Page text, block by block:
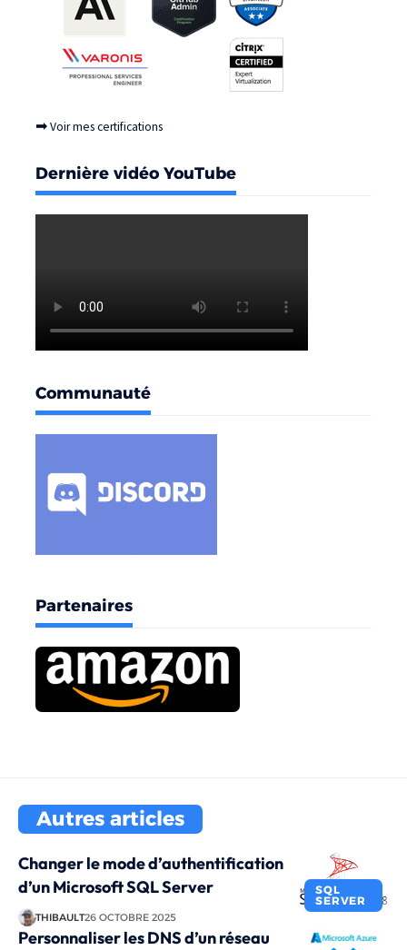
➡Voir mes certifications
Dernière vidéo YouTube
Communauté
Partenaires
Autres articles
SQL
SERVER
Changer le mode d’authentification
d’un Microsoft SQL Server
THIBAULT26 OCTOBRE 2025
Personnaliser les DNS d’un réseau